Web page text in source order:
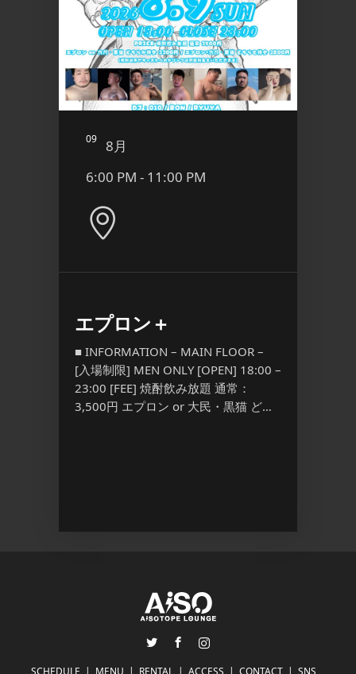
09
8月
6:00 PM - 11:00 PM
エプロン＋
■ INFORMATION – MAIN FLOOR –
[入場制限] MEN ONLY [OPEN] 18:00 –
23:00 [FEE] 焼酎飲み放題 通常：
3,500円 エプロン or 大民・黒猫 ど
Instagram
SCHEDULE MENU RENTAL ACCESS CONTACT SNS